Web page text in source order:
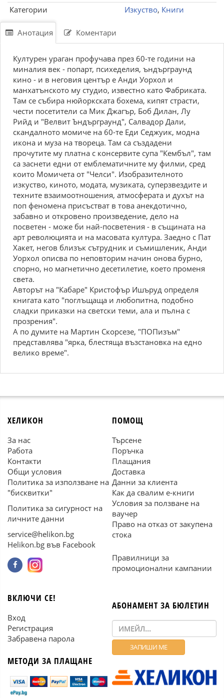
Категории
Изкуство, Книги
Анотация Коментари
Културен ураган профучава през 60-те години на
миналия век - попарт, психеделия, ъндърграунд
кино - и в неговия център е Анди Уорхол и
манхатънското му студио, известно като Фабриката.
Там се събира нюйоркската бохема, кипят страсти,
чести посетители са Мик Джагър, Боб Дилан, Лу
Рийд и "Велвит Ъндърграунд", Салвадор Дали,
скандалното момиче на 60-те Еди Седжуик, модна
икона и муза на твореца. Там са създадени
прочутите му платна с консервите супа "Кембъл", там
са заснети едни от емблематичните му филми, сред
които Момичета от "Челси". Изобразителното
изкуство, киното, модата, музиката, суперзвездите и
техните взаимоотношения, атмосферата и духът на
поп феномена присъстват в това анекдотично,
забавно и откровено произведение, дело на
посветен - може би най-посветения - в същината на
арт революцията и на масовата култура. Заедно с Пат
Хакет, негов близък сътрудник и съмишленик, Анди
Уорхол описва по неповторим начин онова бурно,
спорно, но магнетично десетилетие, което променя
света.
Авторът на "Кабаре" Кристофър Ишъруд определя
книгата като "поглъщаща и любопитна, подобно
сладки приказки на светски теми, ала и пълна с
прозрения".
А по думите на Мартин Скорсезе, "ПОПизъм"
представлява "ярка, блестяща възстановка на едно
велико време".
ХЕЛИКОН
За нас
Работа
Контакти
Общи условия
Политика за използване на
"бисквитки"
Политика за сигурност на
личните данни
service@helikon.bg
Helikon.bg във Facebook
ПОМОЩ
Търсене
Поръчка
Плащания
Доставка
Данни за клиента
Как да свалим е-книги
Условия за ползване на
ваучер
Право на отказ от закупена
стока
Правилници за
промоционални кампании
ВКЛЮЧИ СЕ!
Вход
Регистрация
Забравена парола
МЕТОДИ ЗА ПЛАЩАНЕ
АБОНАМЕНТ ЗА БЮЛЕТИН